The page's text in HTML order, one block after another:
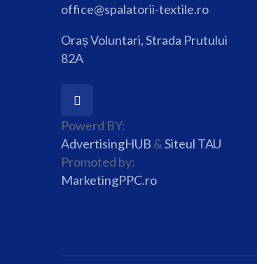
office@spalatorii-textile.ro
Oraș Voluntari, Strada Prutului
82A
Powerd BY:
AdvertisingHUB &Siteul TAU
Promoted by:
MarketingPPC.ro